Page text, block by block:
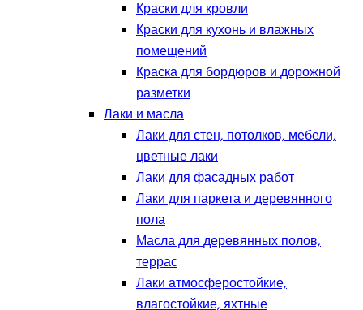
Краски для кровли
Краски для кухонь и влажных
помещений
Краска для бордюров и дорожной
разметки
Лаки и масла
Лаки для стен, потолков, мебели,
цветные лаки
Лаки для фасадных работ
Лаки для паркета и деревянного
пола
Масла для деревянных полов,
террас
Лаки атмосферостойкие,
влагостойкие, яхтные